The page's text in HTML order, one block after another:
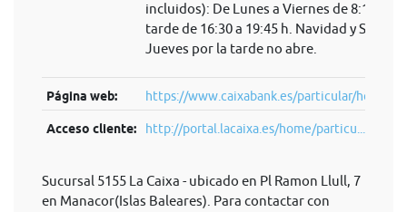
incluidos): De Lunes a Viernes de 8:15 a
tarde de 16:30 a 19:45 h. Navidad y
Jueves por la tarde no abre.
Página web: https://www.caixabank.es/particular/home/
Acceso cliente: http://portal.lacaixa.es/home/particu...
Sucursal 5155 La Caixa - ubicado en Pl Ramon Llull, 7
en Manacor(Islas Baleares). Para contactar con